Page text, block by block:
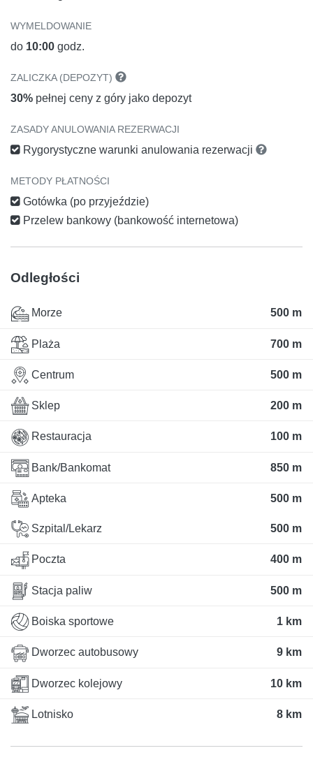
WYMELDOWANIE
do 10:00 godz.
ZALICZKA (DEPOZYT)
30% pełnej ceny z góry jako depozyt
ZASADY ANULOWANIA REZERWACJI
Rygorystyczne warunki anulowania rezerwacji
METODY PŁATNOŚCI
Gotówka (po przyjeździe)
Przelew bankowy (bankowość internetowa)
Odległości
Morze 500 m
Plaża 700 m
Centrum 500 m
Sklep 200 m
Restauracja 100 m
Bank/Bankomat 850 m
Apteka 500 m
Szpital/Lekarz 500 m
Poczta 400 m
Stacja paliw 500 m
Boiska sportowe 1 km
Dworzec autobusowy 9 km
Dworzec kolejowy 10 km
Lotnisko 8 km